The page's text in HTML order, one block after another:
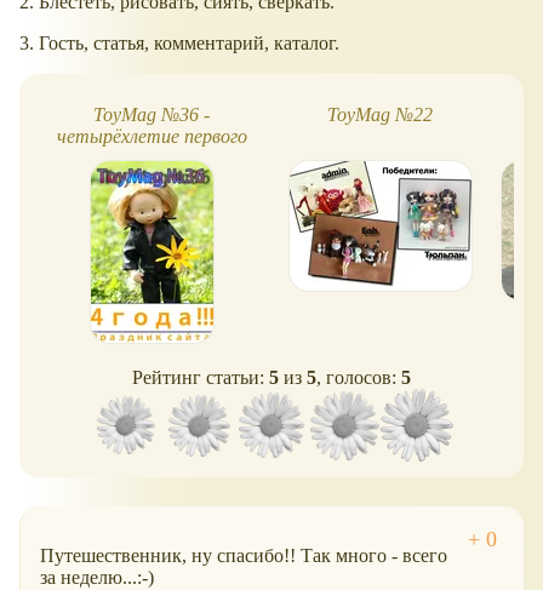
3. Гость, статья, комментарий, каталог.
ToyMag №36 -
четырёхлетие первого
обзора!
ToyMag №22
Рейтинг статьи: 5 из 5, голосов: 5
Путешественник, ну спасибо!! Так много - всего
за неделю...:-)